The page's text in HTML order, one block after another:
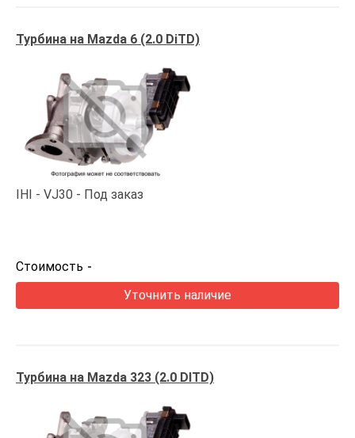
Турбина на Mazda 6 (2.0 DiTD)
IHI VJ30 Под заказ
Стоимость -
Уточнить наличие
Турбина на Mazda 323 (2.0 DITD)